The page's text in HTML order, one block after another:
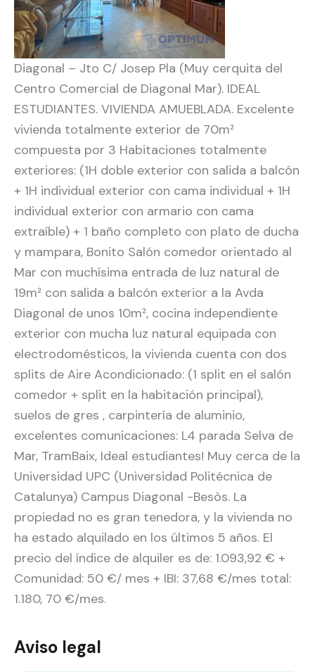
Diagonal – Jto C/ Josep Pla (Muy cerquita del
Centro Comercial de Diagonal Mar). IDEAL
ESTUDIANTES. VIVIENDA AMUEBLADA. Excelente
vivienda totalmente exterior de 70m²
compuesta por 3 Habitaciones totalmente
exteriores: (1H doble exterior con salida a balcón
+ 1H individual exterior con cama individual + 1H
individual exterior con armario con cama
extraíble) + 1 baño completo con plato de ducha
y mampara, Bonito Salón comedor orientado al
Mar con muchísima entrada de luz natural de
19m² con salida a balcón exterior a la Avda
Diagonal de unos 10m², cocina independiente
exterior con mucha luz natural equipada con
electrodomésticos, la vivienda cuenta con dos
splits de Aire Acondicionado: (1 split en el salón
comedor + split en la habitación principal),
suelos de gres , carpintería de aluminio,
excelentes comunicaciones: L4 parada Selva de
Mar, TramBaix, Ideal estudiantes! Muy cerca de la
Universidad UPC (Universidad Politécnica de
Catalunya) Campus Diagonal -Besòs. La
propiedad no es gran tenedora, y la vivienda no
ha estado alquilado en los últimos 5 años. El
precio del índice de alquiler es de: 1.093,92 € +
Comunidad: 50 €/ mes + IBI: 37,68 €/mes total:
1.180, 70 €/mes.
Aviso legal